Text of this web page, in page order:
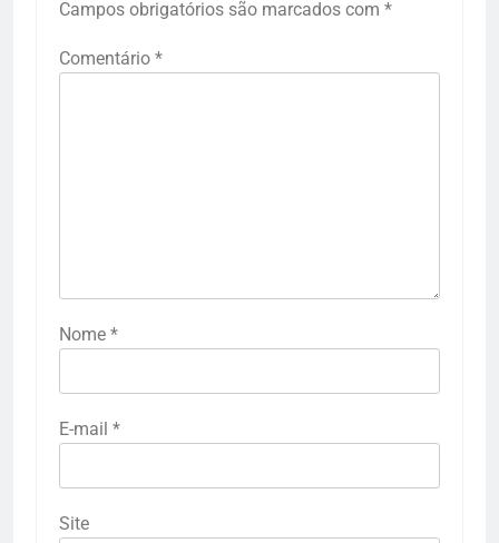
Campos obrigatórios são marcados com *
Comentário *
Nome *
E-mail *
Site